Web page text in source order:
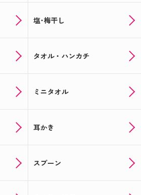
塩･梅干し
タオル・ハンカチ
ミニタオル
耳かき
スプーン